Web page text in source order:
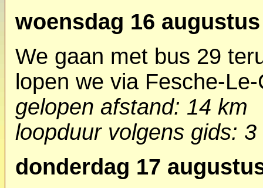
woensdag 16 augustus
We gaan met bus 29
lopen we via Fesche-
gelopen afstand: 14 km
loopduur volgens gids: 3
donderdag 17